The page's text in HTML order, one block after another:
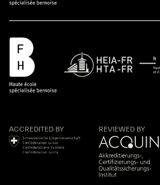
ACCREDITED BY REVIEWED BY